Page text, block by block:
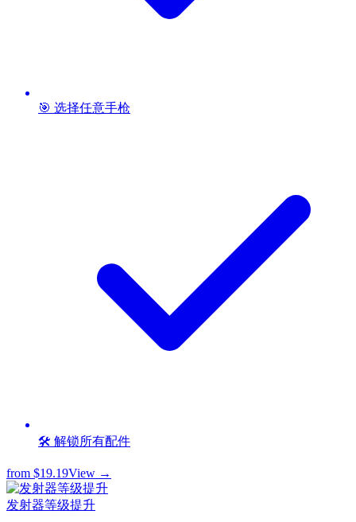
🎯 选择任意手枪
🛠️ 解锁所有配件
from $19.19View →
发射器等级提升